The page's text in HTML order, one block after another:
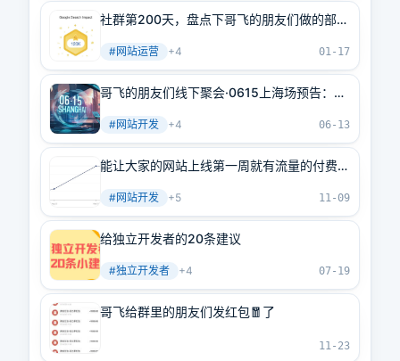
社群第200天，盘点下哥飞的朋友们做的部分
#网站运营 +4 01-17
哥飞的朋友们线下聚会·0615上海场预告：嘉
#网站开发 +4 06-13
能让大家的网站上线第一周就有流量的付费社
额就要涨价了
#网站开发 +5 11-09
给独立开发者的20条建议
#独立开发者 +4 07-19
哥飞给群里的朋友们发红包🧧了
11-23